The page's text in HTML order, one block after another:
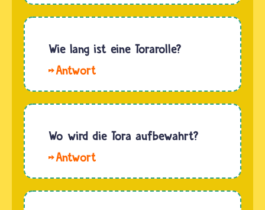
und
Die Tora
Bibel-
Hebräisch
geschrieben.
nicht das
Hebräisch,
heute…
Wie lang ist eine Torarolle?
Hallo.
haben
unterschiedliche
Größen.
Jede
Wo wird die Tora aufbewahrt?
wird im